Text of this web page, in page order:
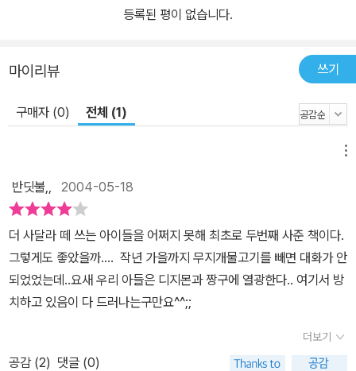
등록된 평이 없습니다.
마이리뷰 쓰기
구매자 (0) 전체 (1)
반딧불,, 2004-05-18
더 사달라 떼 쓰는 아이들을 어쩌지 못해 최초로 두번째 사준 책이다.
그렇게도 좋았을까.... 작년 가을까지 무지개물고기를 빼면 대화가 안
되었었는데..요새 우리 아들은 디지몬과 짱구에 열광한다.. 여기서 방
치하고 있음이 다 드러나는구만요^^;;
더보기
공감 (2) 댓글 (0)